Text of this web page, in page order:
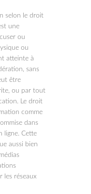
selon le droit
une
ou
ou
atteinte à
sans
être
ou par tout
Le droit
comme
dans
ligne. Cette
aussi bien
les réseaux